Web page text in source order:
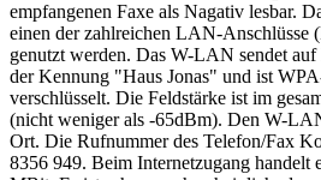
empfangenen Faxe als Nagativ lesbar.
einen der zahlreichen LAN-Anschlüsse
genutzt werden. Das W-LAN sendet
der Kennung "Haus Jonas" und ist
verschlüsselt. Die Feldstärke ist im
(nicht weniger als -65dBm). Den W-
Ort. Die Rufnummer des Telefon/Fax
8356 949. Beim Internetzugang handelt